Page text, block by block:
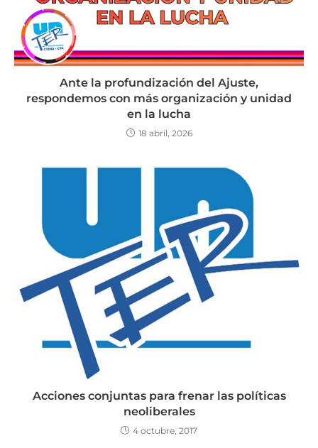
Ante la profundización del Ajuste,
respondemos con más organización y unidad
en la lucha
18 abril, 2026
Acciones conjuntas para frenar las políticas
neoliberales
4 octubre, 2017